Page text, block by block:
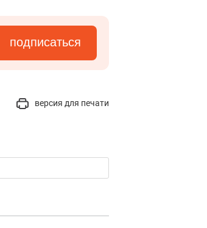
подписаться
версия для печати